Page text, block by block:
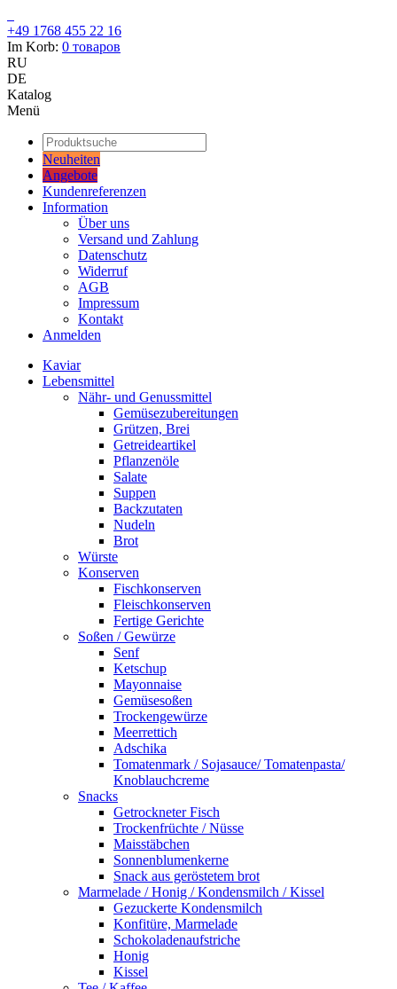
+49 1768 455 22 16
Im Korb: 0 товаров
RU
DE
Katalog
Menü
Neuheiten
Angebote
Kundenreferenzen
Information
Über uns
Versand und Zahlung
Datenschutz
Widerruf
AGB
Impressum
Kontakt
Anmelden
Kaviar
Lebensmittel
Nähr- und Genussmittel
Gemüsezubereitungen
Grützen, Brei
Getreideartikel
Pflanzenöle
Salate
Suppen
Backzutaten
Nudeln
Brot
Würste
Konserven
Fischkonserven
Fleischkonserven
Fertige Gerichte
Soßen / Gewürze
Senf
Ketschup
Mayonnaise
Gemüsesoßen
Trockengewürze
Meerrettich
Adschika
Tomatenmark / Sojasauce/ Tomatenpasta/
Knoblauchcreme
Snacks
Getrockneter Fisch
Trockenfrüchte / Nüsse
Maisstäbchen
Sonnenblumenkerne
Snack aus geröstetem brot
Marmelade / Honig / Kondensmilch / Kissel
Gezuckerte Kondensmilch
Konfitüre, Marmelade
Schokoladenaufstriche
Honig
Kissel